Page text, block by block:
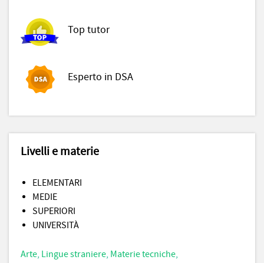
Top tutor
Esperto in DSA
Livelli e materie
ELEMENTARI
MEDIE
SUPERIORI
UNIVERSITÀ
Arte, Lingue straniere, Materie tecniche,